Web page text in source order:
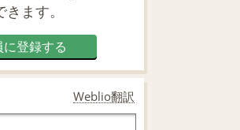
ます。
登録する
Weblio翻訳